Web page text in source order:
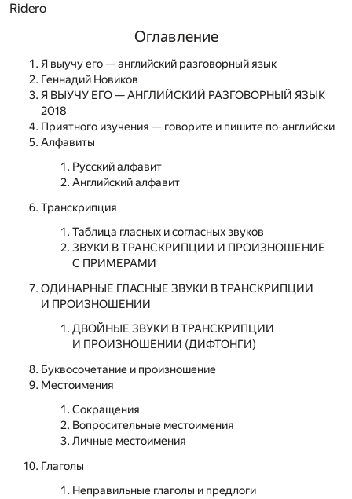
Ridero
Оглавление
Я выучу его — английский разговорный язык
Геннадий Новиков
Я ВЫУЧУ ЕГО — АНГЛИЙСКИЙ РАЗГОВОРНЫЙ ЯЗЫК
2018
Приятного изучения — говорите и пишите по-английски
Алфавиты
Русский алфавит
Английский алфавит
Транскрипция
Таблица гласных и согласных звуков
ЗВУКИ В ТРАНСКРИПЦИИ И ПРОИЗНОШЕНИЕ
С ПРИМЕРАМИ
ОДИНАРНЫЕ ГЛАСНЫЕ ЗВУКИ В ТРАНСКРИПЦИИ
И ПРОИЗНОШЕНИИ
ДВОЙНЫЕ ЗВУКИ В ТРАНСКРИПЦИИ
И ПРОИЗНОШЕНИИ (ДИФТОНГИ)
Буквосочетание и произношение
Местоимения
Сокращения
Вопросительные местоимения
Личные местоимения
Глаголы
Неправильные глаголы и предлоги